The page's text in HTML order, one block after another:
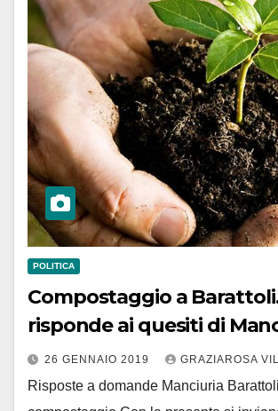
POLITICA
Compostaggio a
risponde ai quesiti di
26 GENNAIO 2019 GRAZIAROSA
Risposte a domande Manciuria